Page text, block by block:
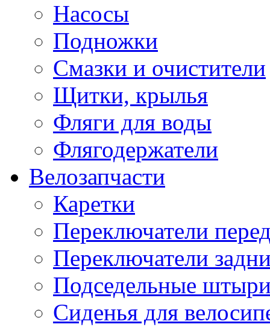
Насосы
Подножки
Смазки и очистители
Щитки, крылья
Фляги для воды
Флягодержатели
Велозапчасти
Каретки
Переключатели
Переключатели
Подседельные
Сиденья для